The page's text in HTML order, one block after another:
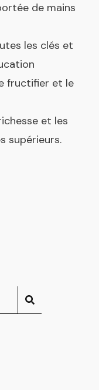
de mains
les clés et
fructifier et le
et les
supérieurs.